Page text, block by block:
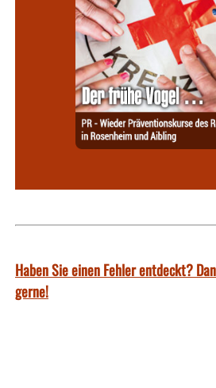
Haben Sie einen Fehler entdeckt?
gerne!